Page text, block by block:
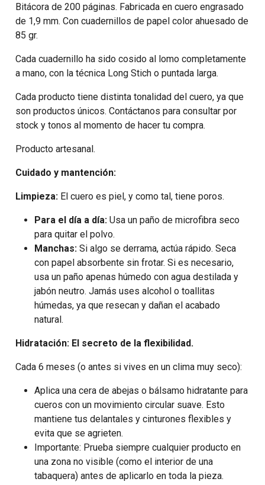
Bitácora de 200 páginas. Fabricada en cuero engrasado
de 1,9 mm. Con cuadernillos de papel color ahuesado de
85 gr.
Cada cuadernillo ha sido cosido al lomo completamente
a mano, con la técnica Long Stich o puntada larga.
Cada producto tiene distinta tonalidad del cuero, ya que
son productos únicos. Contáctanos para consultar por
stock y tonos al momento de hacer tu compra.
Producto artesanal.
Cuidado y mantención:
Limpieza: El cuero es piel, y como tal, tiene poros.
Para el día a día: Usa un paño de microfibra seco
para quitar el polvo.
Manchas: Si algo se derrama, actúa rápido. Seca
con papel absorbente sin frotar. Si es necesario,
usa un paño apenas húmedo con agua destilada y
jabón neutro. Jamás uses alcohol o toallitas
húmedas, ya que resecan y dañan el acabado
natural.
Hidratación: El secreto de la flexibilidad.
Cada 6 meses (o antes si vives en un clima muy seco):
Aplica una cera de abejas o bálsamo hidratante para
cueros con un movimiento circular suave. Esto
mantiene tus delantales y cinturones flexibles y
evita que se agrieten.
Importante: Prueba siempre cualquier producto en
una zona no visible (como el interior de una
tabaquera) antes de aplicarlo en toda la pieza.